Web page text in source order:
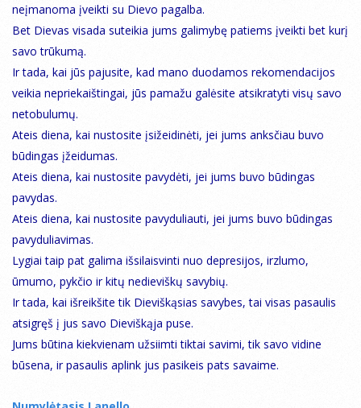
neįmanoma įveikti su Dievo pagalba.
Bet Dievas visada suteikia jums galimybę patiems įveikti bet kurį
savo trūkumą.
Ir tada, kai jūs pajusite, kad mano duodamos rekomendacijos
veikia nepriekaištingai, jūs pamažu galėsite atsikratyti visų savo
netobulumų.
Ateis diena, kai nustosite įsižeidinėti, jei jums anksčiau buvo
būdingas įžeidumas.
Ateis diena, kai nustosite pavydėti, jei jums buvo būdingas
pavydas.
Ateis diena, kai nustosite pavyduliauti, jei jums buvo būdingas
pavyduliavimas.
Lygiai taip pat galima išsilaisvinti nuo depresijos, irzlumo,
ūmumo, pykčio ir kitų nedieviškų savybių.
Ir tada, kai išreikšite tik Dieviškąsias savybes, tai visas pasaulis
atsigręš į jus savo Dieviškąja puse.
Jums būtina kiekvienam užsiimti tiktai savimi, tik savo vidine
būsena, ir pasaulis aplink jus pasikeis pats savaime.